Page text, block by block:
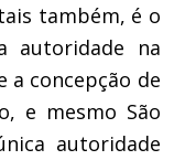
também, é o
autoridade na
a concepção de
e mesmo São
autoridade